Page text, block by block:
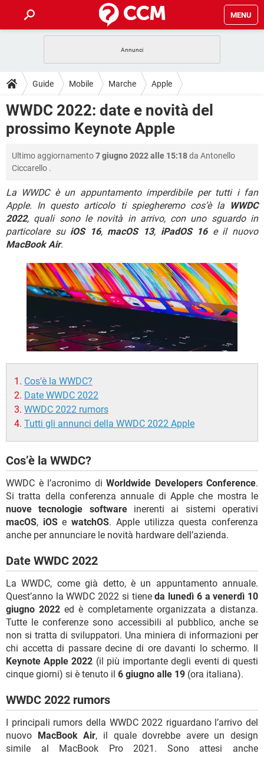
MENU
INTRATTENIMENTO ANDROID
iOS WINDOWS 10
INSTAGRAM WHATSAPP
HARDWARE
GUIDE
COVID-19 GAMING
INTRATTENIMENTO ANDROID
WINDOWS 10
INSTAGRAM WHATSAPP
HARDWARE
DOWNLOAD
COVID-19 GAMING
iOS
INSTAGRAM WHATSAPP
TIKTOK FACEBOOK
HARDWARE
FORUM
COVID-19 GAMING
iOS WINDOWS 10
INSTAGRAM WHATSAPP
TIKTOK FACEBOOK
GLOSSARIO
COVID-19 GAMING
INTRATTENIMENTO ANDROID
iOS WINDOWS 10
INSTAGRAM
TIKTOK FACEBOOK
HARDWARE
Guide Mobile Marche Apple
WWDC 2022: date e novità del
prossimo Keynote Apple
Ultimo aggiornamento7 giugno 2022 alle 15:18da Antonello
Ciccarello .
La WWDC è un appuntamento imperdibile per tutti i fan
Apple. In questo articolo ti spiegheremo cos’è la WWDC
2022, quali sono le novità in arrivo, con uno sguardo in
particolare su iOS 16, macOS 13, iPadOS 16e il nuovo
MacBook Air.
Cos’è la WWDC?
Date WWDC 2022
WWDC 2022 rumors
Tutti gli annunci della WWDC 2022 Apple
Cos’è la WWDC?
WWDC è l’acronimo di Worldwide Developers Conference.
Si tratta della conferenza annuale di Apple che mostra le
nuove tecnologie softwareinerenti ai sistemi operativi
macOS, iOSewatchOS. Apple utilizza questa conferenza
anche per annunciare le novità hardware dell’azienda.
Date WWDC 2022
La WWDC, come già detto, è un appuntamento annuale.
Quest’anno la WWDC 2022 si tieneda lunedì 6 a venerdì 10
giugno 2022 ed è completamente organizzata a distanza.
Tutte le conferenze sono accessibili al pubblico, anche se
non si tratta di sviluppatori. Una miniera di informazioni per
chi accetta di passare decine di ore davanti lo schermo. Il
Keynote Apple 2022 (il più importante degli eventi di questi
cinque giorni) si è tenuto il 6 giugno alle 19 (ora italiana).
WWDC 2022 rumors
I principali rumors della WWDC 2022 riguardano l’arrivo del
nuovo MacBook Air, il quale dovrebbe avere un design
simile al MacBook Pro 2021. Sono attesi anche